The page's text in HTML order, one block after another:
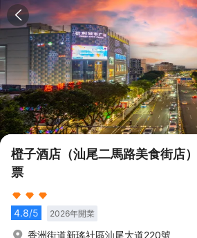
橙子酒店（汕尾二馬路美食街店
票
4.8/5 2026年開業
香洲街道新瑤社區汕尾大道220號